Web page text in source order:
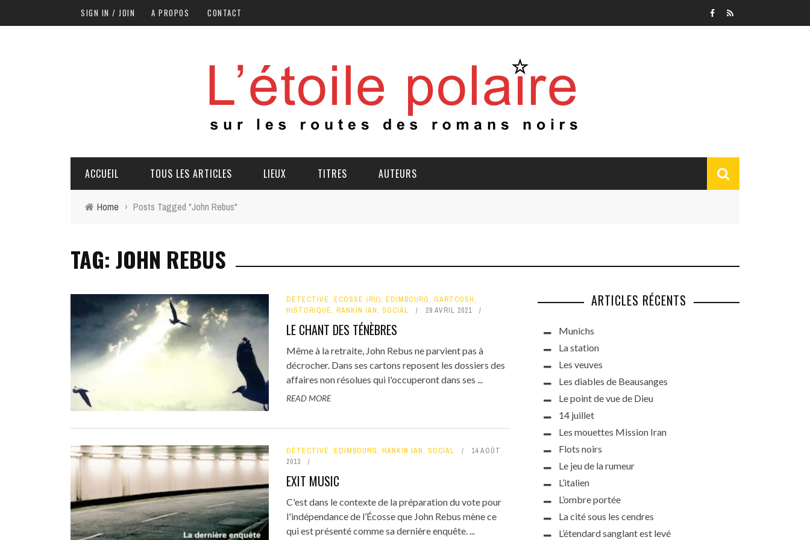
SIGN IN / JOIN A PROPOS CONTACT
ACCUEIL TOUS LES ARTICLES LIEUX TITRES AUTEURS
Home › Posts Tagged "John Rebus"
TAG: JOHN REBUS
DÉTECTIVE, ECOSSE (RU), EDIMBOURG, GARTCOSH,
HISTORIQUE, RANKIN IAN, SOCIAL 29 AVRIL 2021
LE CHANT DES TÉNÈBRES
Même à la retraite, John Rebus ne parvient pas à
décrocher. Dans ses cartons reposent les dossiers des
affaires non résolues qui l'occuperont dans ses ...
READ MORE
DÉTECTIVE, EDIMBOURG, RANKIN IAN, SOCIAL
14 AOÛT
2013
EXIT MUSIC
C'est dans le contexte de la préparation du vote pour
l'indépendance de l’Écosse que John Rebus mène ce
qui est présenté comme sa dernière enquête. ...
ARTICLES RÉCENTS
Munichs
La station
Les veuves
Les diables de Beausanges
Le point de vue de Dieu
14 juillet
Les mouettes Mission Iran
Flots noirs
Le jeu de la rumeur
L’italien
L’ombre portée
La cité sous les cendres
L’étendard sanglant est levé